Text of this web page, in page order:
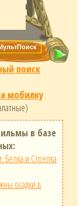
поиск
мобилку
в базе
Белка и Стрелка
осадки в